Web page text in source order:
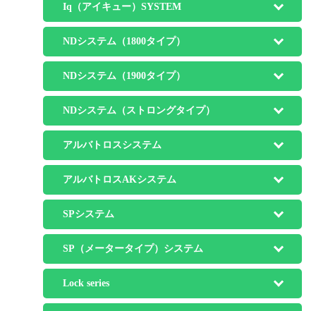
Iq（アイキュー）SYSTEM
NDシステム（1800タイプ）
NDシステム（1900タイプ）
NDシステム（ストロングタイプ）
アルバトロスシステム
アルバトロスAKシステム
SPシステム
SP（メータータイプ）システム
Lock series